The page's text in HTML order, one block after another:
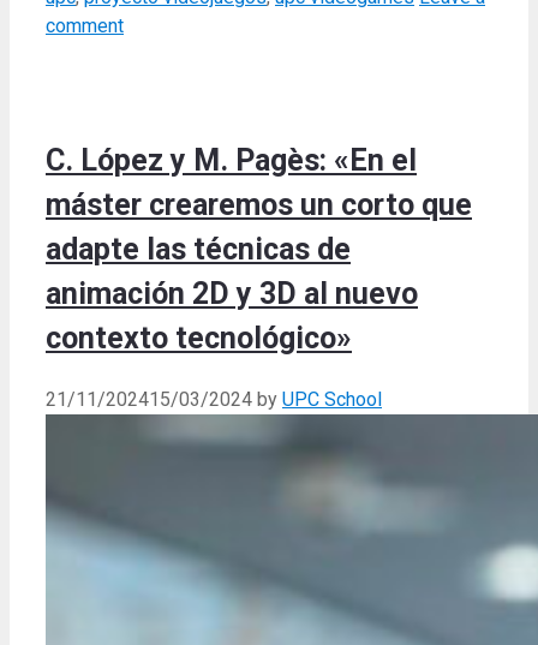
comment
C. López y M. Pagès: «En el
máster crearemos un corto que
adapte las técnicas de
animación 2D y 3D al nuevo
contexto tecnológico»
21/11/202415/03/2024 by UPC School